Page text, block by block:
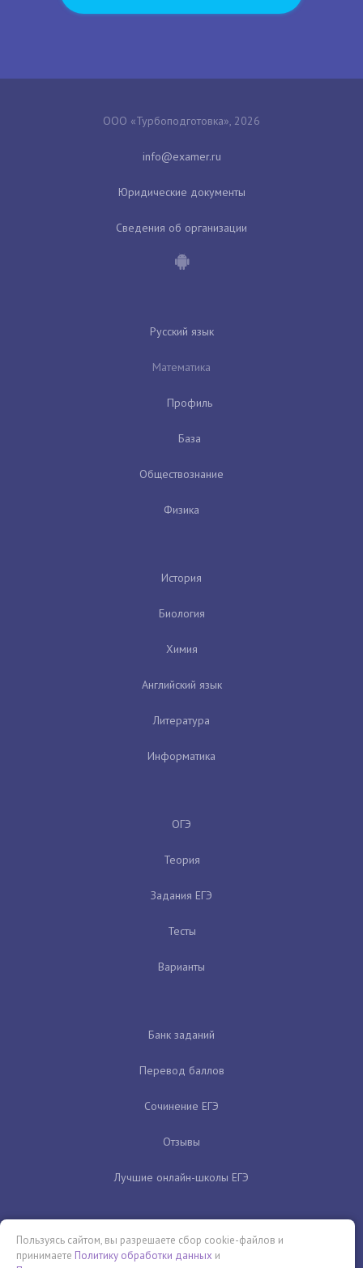
ООО «Турбоподготовка», 2026
Юридические документы
Сведения об организации
Русский язык
Математика
Профиль
База
Обществознание
Физика
История
Биология
Химия
Английский язык
Литература
Информатика
ОГЭ
Теория
Задания ЕГЭ
Тесты
Варианты
Банк заданий
Перевод баллов
Сочинение ЕГЭ
Отзывы
Лучшие онлайн-школы ЕГЭ
Пользуясь сайтом, вы разрешаете сбор cookie-файлов и
принимаете Политику обработки данных и